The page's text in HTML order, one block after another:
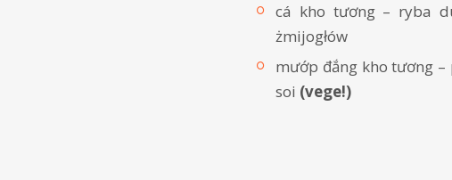
cá kho tương – ryba
żmijogłów
mướp đắng kho tương
soi (vege!)